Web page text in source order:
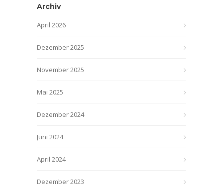
Archiv
April 2026
Dezember 2025
November 2025
Mai 2025
Dezember 2024
Juni 2024
April 2024
Dezember 2023